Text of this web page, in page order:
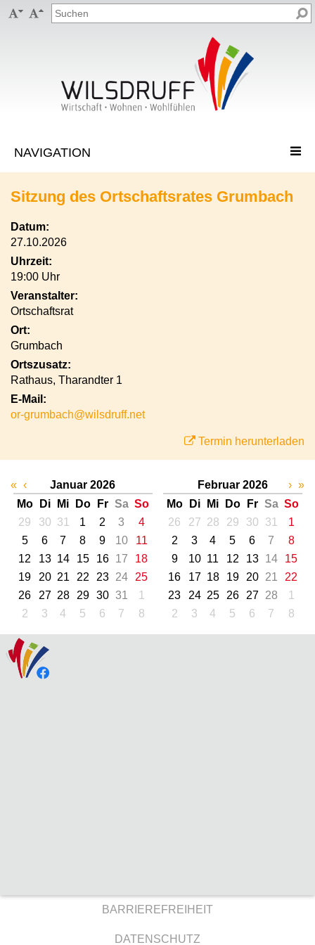
 
Sitzung des Ortschaftsrates Grumbach
Datum:
27.10.2026
Uhrzeit:
19:00 Uhr
Veranstalter:
Ortschaftsrat
Ort:
Grumbach
Ortszusatz:
Rathaus, Tharandter 1
E-Mail:
or-grumbach@wilsdruff.net
Termin herunterladen
« ‹
Januar 2026
Mo
Di Mi Do Fr Sa So
29
30 31 1 2 3
4
5
6 7 8 9 10
11
12
13 14 15 16 17
18
19
20 21 22 23 24
25
26
27 28 29 30 31
1
2
3 4 5 6 7 8
Februar 2026
Mo
Di Mi Do Fr Sa So
26
27 28 29 30 31
1
2
3 4 5 6 7
8
9
10 11 12 13 14
15
16
17 18 19 20 21
22
23
24 25 26 27 28
1
2
3 4 5 6 7 8
› »
BARRIEREFREIHEIT
DATENSCHUTZ